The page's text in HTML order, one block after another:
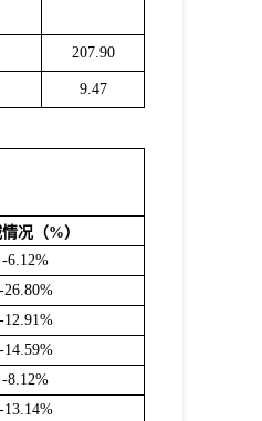
207.90
9.47
况（%）
-6.12%
-26.80%
-12.91%
-14.59%
-8.12%
-13.14%